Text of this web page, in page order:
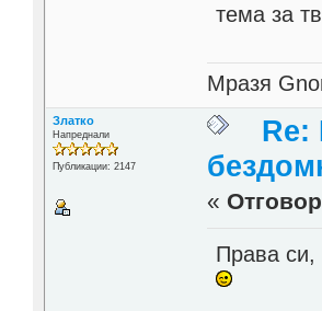
тема за
Мразя
Златко
Напреднали
Публикации: 2147
Re:
«
Права